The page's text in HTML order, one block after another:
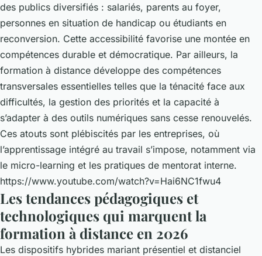
des publics diversifiés : salariés, parents au foyer,
personnes en situation de handicap ou étudiants en
reconversion. Cette accessibilité favorise une montée en
compétences durable et démocratique. Par ailleurs, la
formation à distance développe des compétences
transversales essentielles telles que la ténacité face aux
difficultés, la gestion des priorités et la capacité à
s’adapter à des outils numériques sans cesse renouvelés.
Ces atouts sont plébiscités par les entreprises, où
l’apprentissage intégré au travail s’impose, notamment via
le micro-learning et les pratiques de mentorat interne.
https://www.youtube.com/watch?v=Hai6NC1fwu4
Les tendances pédagogiques et
technologiques qui marquent la
formation à distance en 2026
Les dispositifs hybrides mariant présentiel et distanciel